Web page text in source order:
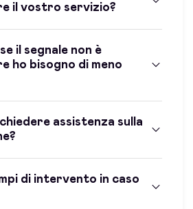
il vostro servizio?
il segnale non è
ho bisogno di meno
assistenza sulla
di intervento in caso